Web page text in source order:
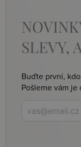
SLEVY,
Buďte první,
Pošleme vám je